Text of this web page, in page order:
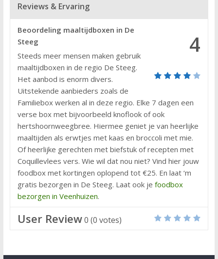
Reviews & Ervaring
4
Beoordeling maaltijdboxen in De
Steeg
Steeds meer mensen maken gebruik
maaltijdboxen in de regio De Steeg.
Het aanbod is enorm divers.
Uitstekende aanbieders zoals de
Familiebox werken al in deze regio. Elke 7 dagen een
verse box met bijvoorbeeld knoflook of ook
hertshoornweegbree. Hiermee geniet je van heerlijke
maaltijden als erwtjes met kaas en broccoli met mie.
Of heerlijke gerechten met biefstuk of recepten met
Coquillevlees vers. Wie wil dat nou niet? Vind hier jouw
foodbox met kortingen oplopend tot €25. En laat ‘m
gratis bezorgen in De Steeg. Laat ook je foodbox
bezorgen in Veenhuizen.
User Review0 (0 votes)